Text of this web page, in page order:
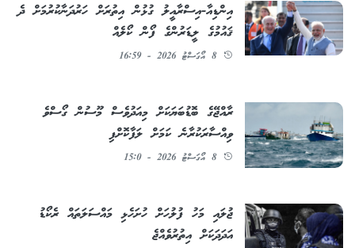
އިންޑިއާ-އިސްރާއީލު ގުޅުން އިތުރަށް ހަރުދަނާކުރުމަށް ދެ
ޤައުމުގެ ލީޑަރުންގެ ފޯން ކޯލެއް
8 އޯގަސްޓު 2026 - 16:59
ރާއްޖޭގެ ބޮޑުބަޔަކަށް މިއަދުވެސް މޫސުން ގޯސްވެ
ވިއްސާރަކުރާނެ ކަމަށް ލަފާކޮށްފި
8 އޯގަސްޓު 2026 - 15:0
ޖުލައި މަހު ފުލުހަށް ހުށަހެޅި މައްސަލަތައް ރެކޯޑު
އަދަދަކަށް އިތުރުވެއްޖެ